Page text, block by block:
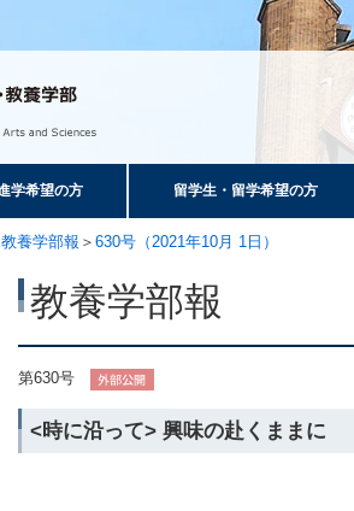
学希望の方 留学生・留学希望の方
教養学部報 ＞ 630号（2021年10月 1日）
教養学部報
第630号
<時に沿って> 興味の赴くままに